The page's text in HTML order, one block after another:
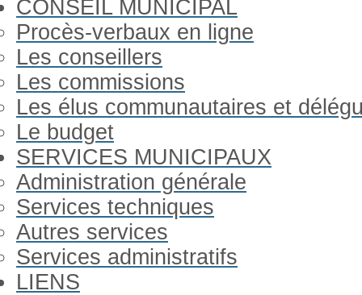
CONSEIL MUNICIPAL
Procès-verbaux en ligne
Les conseillers
Les commissions
Les élus communautaires et
Le budget
SERVICES MUNICIPAUX
Administration générale
Services techniques
Autres services
Services administratifs
LIENS